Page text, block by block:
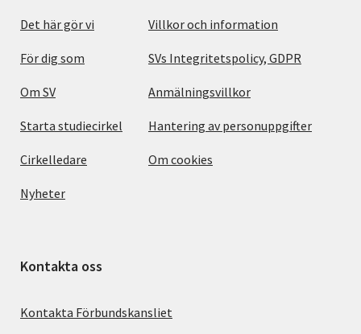
Det här gör vi
För dig som
Om SV
Starta studiecirkel
Cirkelledare
Nyheter
Villkor och information
SVs Integritetspolicy, GDPR
Anmälningsvillkor
Hantering av personuppgifter
Om cookies
Kontakta oss
Kontakta Förbundskansliet